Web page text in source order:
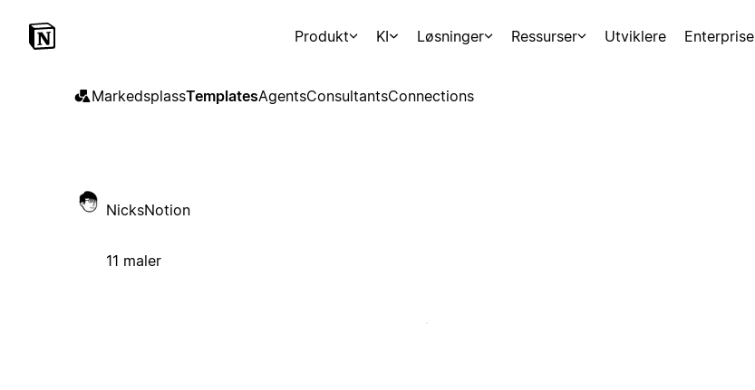
Produkt KI Løsninger Ressurser Utviklere Enterprise
MarkedsplassTemplatesAgentsConsultantsConnections
NicksNotion
11 maler